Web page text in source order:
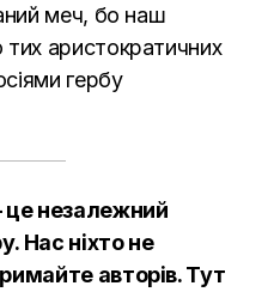
меч, бо наш
аристократичних
гербу
це незалежний
Нас ніхто не
авторів.Тут